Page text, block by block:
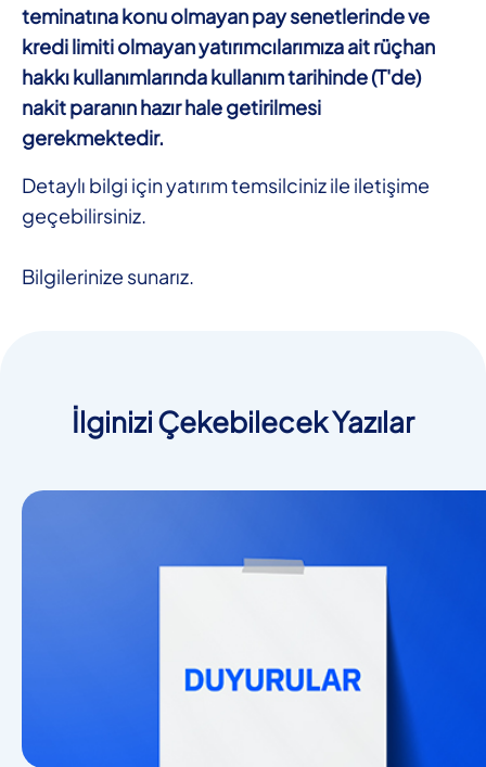
teminatına konu olmayan pay senetlerinde ve
kredi limiti olmayan yatırımcılarımıza ait rüçhan
hakkı kullanımlarında kullanım tarihinde (T'de)
nakit paranın hazır hale getirilmesi
gerekmektedir.
Detaylı bilgi için yatırım temsilciniz ile iletişime
geçebilirsiniz.
Bilgilerinize sunarız.
İlginizi Çekebilecek Yazılar